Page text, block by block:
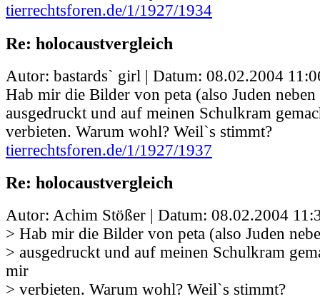
tierrechtsforen.de/1/1927/1934
Re: holocaustvergleich
Autor: bastards` girl | Datum: 08.02.2004
Hab mir die Bilder von peta (also Juden
ausgedruckt und auf meinen Schulkram
verbieten. Warum wohl? Weil`s stimmt?
tierrechtsforen.de/1/1927/1937
Re: holocaustvergleich
Autor: Achim Stößer | Datum: 08.02.2004
> Hab mir die Bilder von peta (also Juden
> ausgedruckt und auf meinen Schulkram
mir
> verbieten. Warum wohl? Weil`s stimmt?